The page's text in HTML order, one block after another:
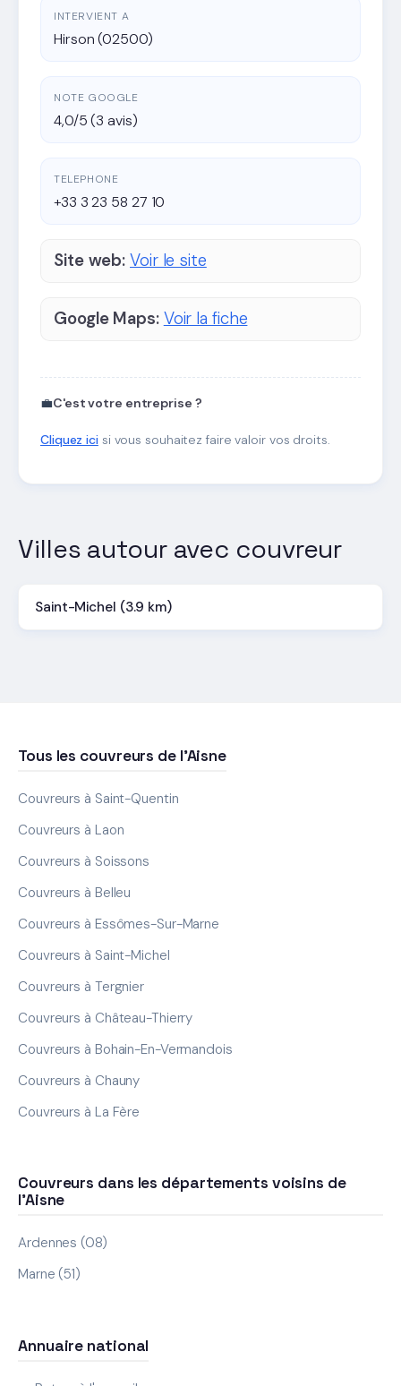
INTERVIENT A
Hirson (02500)
NOTE GOOGLE
4,0/5 (3 avis)
TELEPHONE
+33 3 23 58 27 10
Site web: Voir le site
Google Maps: Voir la fiche
💼C'est votre entreprise ?
Cliquez icisi vous souhaitez faire valoir vos droits.
Villes autour avec couvreur
Saint-Michel (3.9 km)
Tous les couvreurs de l'Aisne
Couvreurs à Saint-Quentin
Couvreurs à Laon
Couvreurs à Soissons
Couvreurs à Belleu
Couvreurs à Essômes-Sur-Marne
Couvreurs à Saint-Michel
Couvreurs à Tergnier
Couvreurs à Château-Thierry
Couvreurs à Bohain-En-Vermandois
Couvreurs à Chauny
Couvreurs à La Fère
Couvreurs dans les départements voisins de
l'Aisne
Ardennes (08)
Marne (51)
Annuaire national